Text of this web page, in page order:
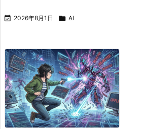
 2026年8月1日  AI